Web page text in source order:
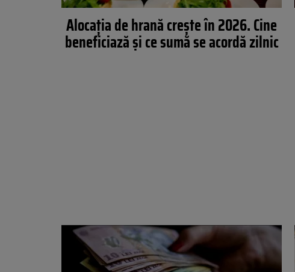
Alocația de hrană crește în 2026. Cine
beneficiază și ce sumă se acordă zilnic